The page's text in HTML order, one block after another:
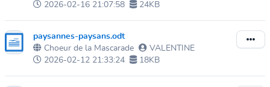
2026-02-16 21:07:58
24KB
paysannes-paysans.odt
Choeur de la Mascarade
VALENTINE
2026-02-12 21:33:24
18KB